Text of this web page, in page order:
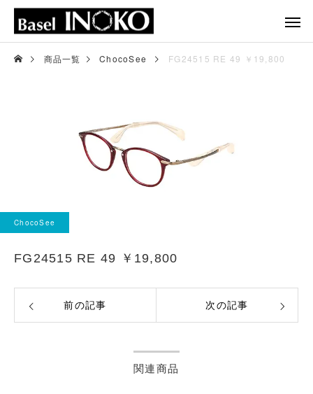
商品一覧 ChocoSee FG24515 RE 49 ￥19,800
ChocoSee
FG24515 RE 49 ￥19,800
前の記事 次の記事
関連商品